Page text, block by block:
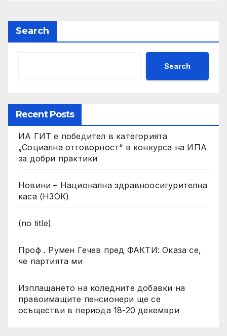
Search
Search
Recent Posts
ИА ГИТ е победител в категорията
„Социална отговорност“ в конкурса на ИПА
за добри практики
Новини – Национална здравноосигурителна
каса (НЗОК)
(no title)
Проф . Румен Гечев пред ФАКТИ: Оказа се,
че партията ми
Изплащането на коледните добавки на
правоимащите пенсионери ще се
осъществи в периода 18-20 декември